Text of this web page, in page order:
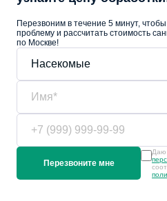
Перезвоним в течение 5 минут,
проблему и рассчитать стоимость
по Москве!
Даю